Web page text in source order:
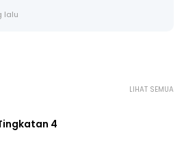
lalu
LIHAT SEMUA
4